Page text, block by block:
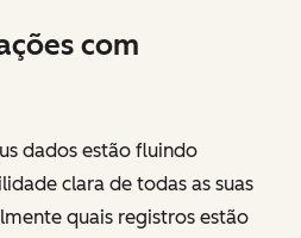
com
dados estão fluindo
clara de todas as suas
quais registros estão